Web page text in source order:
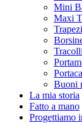
Mini
Maxi
Buoni
La mia storia
Fatto a mano
Progettiamo